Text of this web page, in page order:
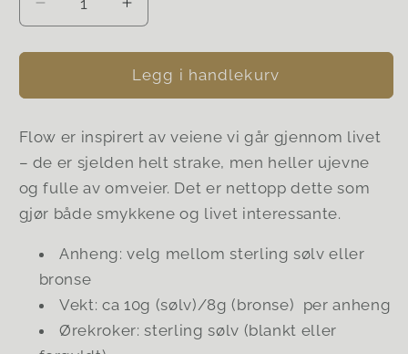
antallet
for
earrings
Øk
antallet
for
Flow
earrings
Legg i handlekurv
Flow er inspirert av veiene vi går gjennom livet
– de er sjelden helt strake, men heller ujevne
og fulle av omveier. Det er nettopp dette som
gjør både smykkene og livet interessante.
Anheng: velg mellom sterling sølv eller
bronse
Vekt: ca 10g (sølv)/8g (bronse) per anheng
Ørekroker: sterling sølv (blankt eller